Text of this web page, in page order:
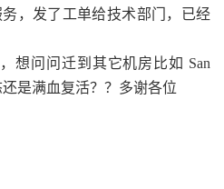
务，发了工单给技术部门，已经
想问问迁到其它机房比如 San
还是满血复活？？多谢各位